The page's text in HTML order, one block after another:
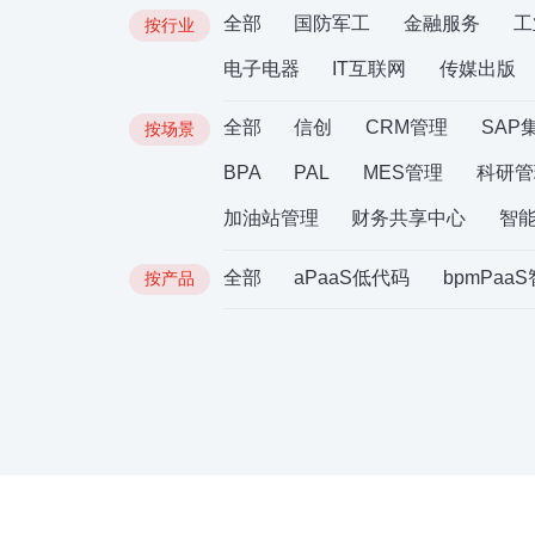
按行业 全部 国防军工 金融服务
电子电器 IT互联网 传媒出版
按场景 全部 信创 CRM管理 SAP
BPA PAL MES管理 科研
加油站管理 财务共享中心 智
按产品 全部 aPaaS低代码 bpmPaaS